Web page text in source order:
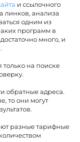
и ссылочного
линков, анализа
одним из
программ в
много, и
на поиске
обратные адреса.
то они могут
разные тарифные